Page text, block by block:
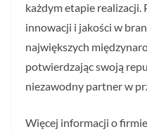
każdym etapie realizacji.
innowacji i jakości w
największych
potwierdzając swoją
niezawodny partner w
Więcej informacji o